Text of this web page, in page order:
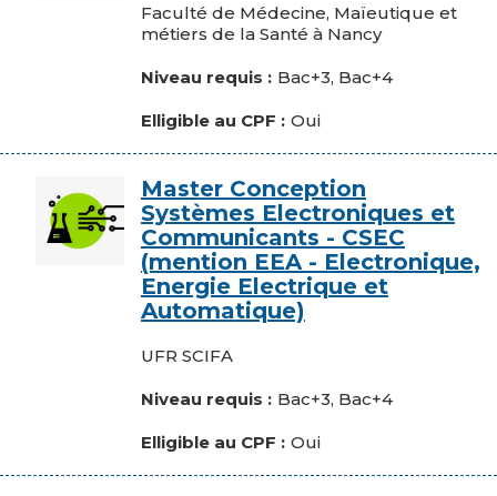
Composante
Faculté de Médecine, Maïeutique et
métiers de la Santé à Nancy
Niveau requis Bac+3, Bac+4
Elligible au CPF Oui
Master Conception
Systèmes Electroniques et
Communicants - CSEC
(mention EEA - Electronique,
Energie Electrique et
Automatique)
Composante
UFR SCIFA
Niveau requis Bac+3, Bac+4
Elligible au CPF Oui